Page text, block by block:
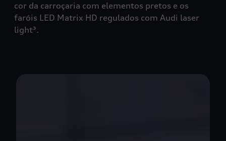
cor da carroçaria com elementos pretos e os
faróis LED Matrix HD regulados com Audi laser
light³.